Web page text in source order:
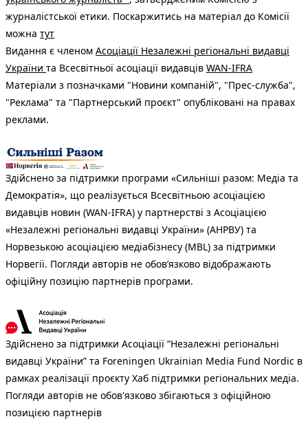
журналістської етики. Поскаржитись на матеріал до Комісії
можна тут
Видання є членом Асоціації Незалежні регіональні видавці
України та Всесвітньої асоціації видавців WAN-IFRA
Матеріали з позначками "Новини компаній", "Прес-служба",
"Реклама" та "Партнерський проєкт" опубліковані на правах
реклами.
Здійснено за підтримки програми «Сильніші разом: Медіа та
Демократія», що реалізується Всесвітньою асоціацією
видавців новин (WAN-IFRA) у партнерстві з Асоціацією
«Незалежні регіональні видавці України» (АНРВУ) та
Норвезькою асоціацією медіабізнесу (MBL) за підтримки
Норвегії. Погляди авторів не обов’язково відображають
офіційну позицію партнерів програми.
Здійснено за підтримки Асоціації “Незалежні регіональні
видавці України” та Foreningen Ukrainian Media Fund Nordic в
рамках реалізації проєкту Хаб підтримки регіональних медіа.
Погляди авторів не обов'язково збігаються з офіційною
позицією партнерів